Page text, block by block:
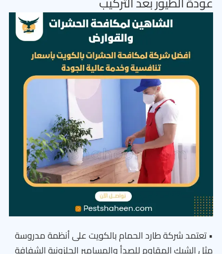
• تعتمد شركة طارد الحمام بالكويت على أنظمة مدروسة
مثل الشبك المقاوم للصدأ والمسامير الحلزونية الشفافة